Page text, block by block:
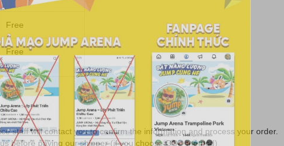
Free
Free
staff will contact you to confirm the information and process your order.
before paying our shipper (if you choose COD method)